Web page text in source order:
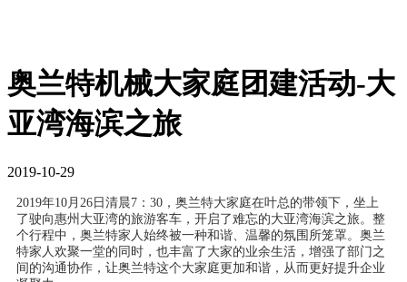
奥兰特机械大家庭团建活动-大
亚湾海滨之旅
2019-10-29
2019年10月26日清晨7：30，奥兰特大家庭在叶总的带领下，坐上
了驶向惠州大亚湾的旅游客车，开启了难忘的大亚湾海滨之旅。 整
个行程中，奥兰特家人始终被一种和谐、温馨的氛围所笼罩。 奥兰
特家人欢聚一堂的同时，也丰富了大家的业余生活，增强了部门之
间的沟通协作，让奥兰特这个大家庭更加和谐，从而更好提升企业